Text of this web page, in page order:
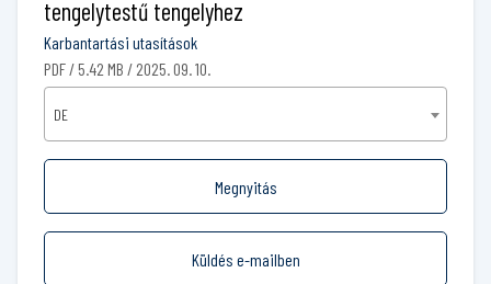
tengelytestű tengelyhez
Karbantartási utasítások
PDF / 5.42 MB / 2025. 09. 10.
DE
Megnyitás
Küldés e-mailben